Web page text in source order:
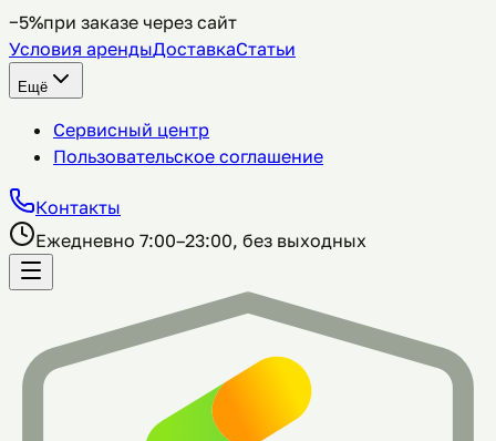
−5%при заказе через сайт
Условия арендыДоставкаСтатьи
Ещё
Сервисный центр
Пользовательское соглашение
Контакты
Ежедневно 7:00–23:00, без выходных